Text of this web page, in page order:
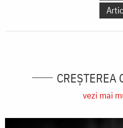
CREŞTEREA
vezi mai